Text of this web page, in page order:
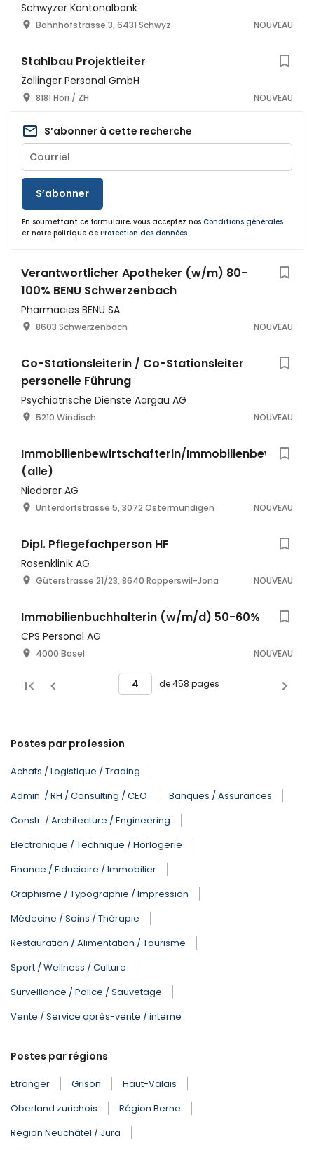
Schwyzer Kantonalbank
Bahnhofstrasse 3, 6431 Schwyz NOUVEAU
Stahlbau Projektleiter
Zollinger Personal GmbH
8181 Höri / ZH NOUVEAU
S’abonner à cette recherche
S’abonner
En soumettant ce formulaire, vous acceptez nos Conditions générales
et notre politique de Protection des données.
Verantwortlicher Apotheker (w/m) 80-
100% BENU Schwerzenbach
Pharmacies BENU SA
8603 Schwerzenbach NOUVEAU
Co-Stationsleiterin / Co-Stationsleiter
personelle Führung
Psychiatrische Dienste Aargau AG
5210 Windisch NOUVEAU
Immobilienbewirtschafterin/
(alle)
Niederer AG
Unterdorfstrasse 5, 3072 Ostermundigen NOUVEAU
Dipl. Pflegefachperson HF
Rosenklinik AG
Güterstrasse 21/23, 8640 Rapperswil-Jona NOUVEAU
Immobilienbuchhalterin (w/m/d) 50-60%
CPS Personal AG
4000 Basel NOUVEAU
de 458 pages
Postes par profession
Achats / Logistique / Trading
Admin. / RH / Consulting / CEO
Banques / Assurances
Constr. / Architecture / Engineering
Electronique / Technique / Horlogerie
Finance / Fiduciaire / Immobilier
Graphisme / Typographie / Impression
Médecine / Soins / Thérapie
Restauration / Alimentation / Tourisme
Sport / Wellness / Culture
Surveillance / Police / Sauvetage
Vente / Service après-vente / interne
Postes par régions
Etranger Grison
Haut-Valais
Oberland zurichois
Région Berne
Région Neuchâtel / Jura